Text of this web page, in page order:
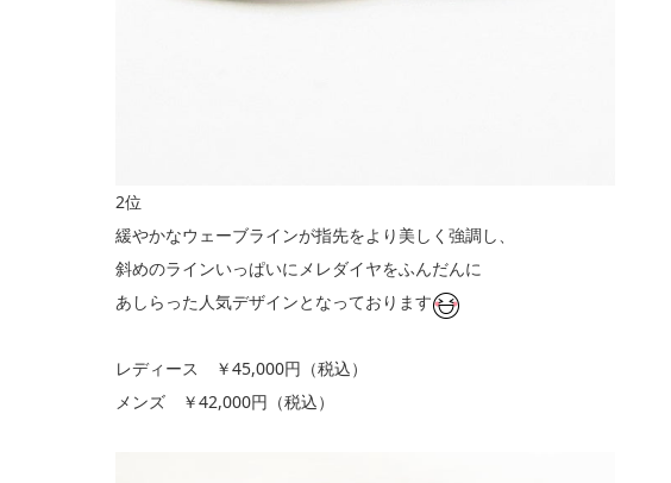
2位
緩やかなウェーブラインが指先をより美しく強調し、
斜めのラインいっぱいにメレダイヤをふんだんに
あしらった人気デザインとなっております
レディース ￥45,000円（税込）
メンズ ￥42,000円（税込）